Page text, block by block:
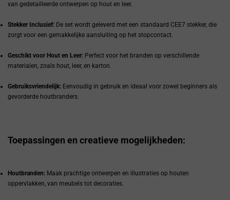
van gedetailleerde ontwerpen op hout en leer.
Stekker Inclusief: De set wordt geleverd met een standaard CEE7 stekker, die
zorgt voor een gemakkelijke aansluiting op het stopcontact.
Geschikt voor Hout en Leer: Perfect voor het branden op verschillende
materialen, zoals hout, leer, en karton.
Gebruiksvriendelijk: Eenvoudig in gebruik en ideaal voor zowel beginners als
gevorderde houtbranders.
Toepassingen en creatieve mogelijkheden:
Houtbranden: Maak prachtige ontwerpen en illustraties op houten
oppervlakken, van meubels tot decoraties.